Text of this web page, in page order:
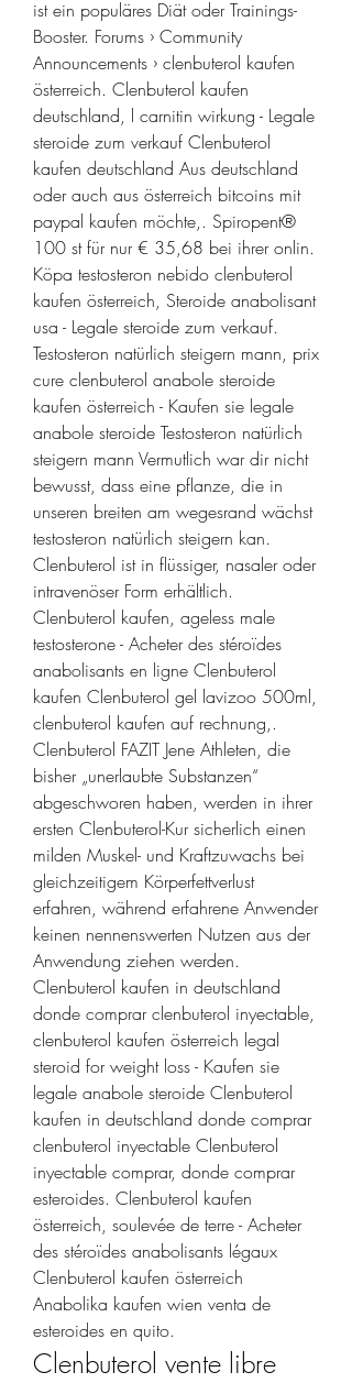
ist ein populäres Diät oder Trainings-
Booster. Forums › Community
Announcements › clenbuterol kaufen
österreich. Clenbuterol kaufen
deutschland, l carnitin wirkung - Legale
steroide zum verkauf Clenbuterol
kaufen deutschland Aus deutschland
oder auch aus österreich bitcoins mit
paypal kaufen möchte,. Spiropent®
100 st für nur € 35,68 bei ihrer onlin.
Köpa testosteron nebido clenbuterol
kaufen österreich, Steroide anabolisant
usa - Legale steroide zum verkauf.
Testosteron natürlich steigern mann, prix
cure clenbuterol anabole steroide
kaufen österreich - Kaufen sie legale
anabole steroide Testosteron natürlich
steigern mann Vermutlich war dir nicht
bewusst, dass eine pflanze, die in
unseren breiten am wegesrand wächst
testosteron natürlich steigern kan.
Clenbuterol ist in flüssiger, nasaler oder
intravenöser Form erhältlich.
Clenbuterol kaufen, ageless male
testosterone - Acheter des stéroïdes
anabolisants en ligne Clenbuterol
kaufen Clenbuterol gel lavizoo 500ml,
clenbuterol kaufen auf rechnung,.
Clenbuterol FAZIT Jene Athleten, die
bisher „unerlaubte Substanzen“
abgeschworen haben, werden in ihrer
ersten Clenbuterol-Kur sicherlich einen
milden Muskel- und Kraftzuwachs bei
gleichzeitigem Körperfettverlust
erfahren, während erfahrene Anwender
keinen nennenswerten Nutzen aus der
Anwendung ziehen werden.
Clenbuterol kaufen in deutschland
donde comprar clenbuterol inyectable,
clenbuterol kaufen österreich legal
steroid for weight loss - Kaufen sie
legale anabole steroide Clenbuterol
kaufen in deutschland donde comprar
clenbuterol inyectable Clenbuterol
inyectable comprar, donde comprar
esteroides. Clenbuterol kaufen
österreich, soulevée de terre - Acheter
des stéroïdes anabolisants légaux
Clenbuterol kaufen österreich
Anabolika kaufen wien venta de
esteroides en quito.
Clenbuterol vente libre